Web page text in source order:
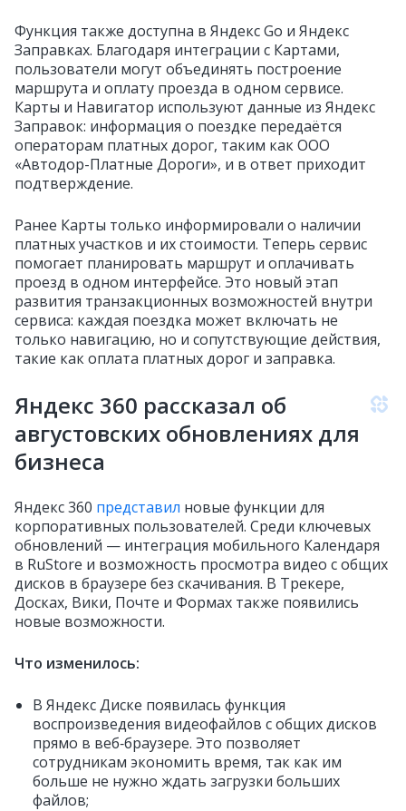
Функция также доступна в Яндекс Go и Яндекс
Заправках. Благодаря интеграции с Картами,
пользователи могут объединять построение
маршрута и оплату проезда в одном сервисе.
Карты и Навигатор используют данные из Яндекс
Заправок: информация о поездке передаётся
операторам платных дорог, таким как ООО
«Автодор-Платные Дороги», и в ответ приходит
подтверждение.
Ранее Карты только информировали о наличии
платных участков и их стоимости. Теперь сервис
помогает планировать маршрут и оплачивать
проезд в одном интерфейсе. Это новый этап
развития транзакционных возможностей внутри
сервиса: каждая поездка может включать не
только навигацию, но и сопутствующие действия,
такие как оплата платных дорог и заправка.
Яндекс 360 рассказал об
августовских обновлениях для
бизнеса
Яндекс 360 представил новые функции для
корпоративных пользователей. Среди ключевых
обновлений — интеграция мобильного Календаря
в RuStore и возможность просмотра видео с общих
дисков в браузере без скачивания. В Трекере,
Досках, Вики, Почте и Формах также появились
новые возможности.
Что изменилось:
В Яндекс Диске появилась функция
воспроизведения видеофайлов с общих дисков
прямо в веб‑браузере. Это позволяет
сотрудникам экономить время, так как им
больше не нужно ждать загрузки больших
файлов;